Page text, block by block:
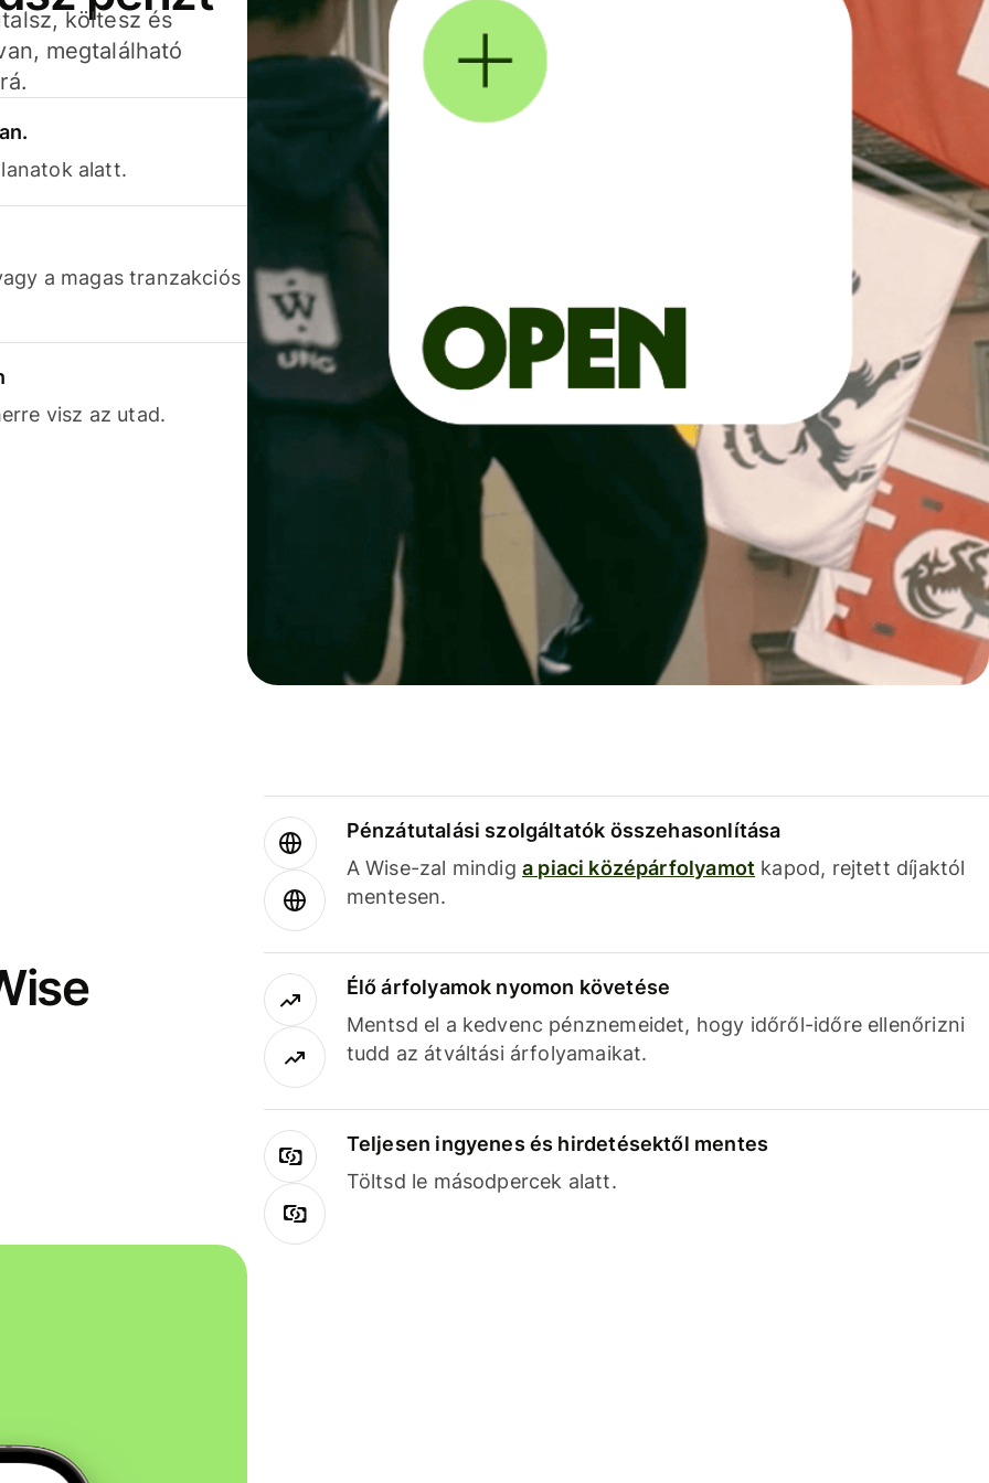
költesz és
megtalálható
alatt.
a magas tranzakciós
visz az utad.
Pénzátutalási szolgáltatók összehasonlítása
A Wise-zal mindig a piaci középárfolyamot kapod, rejtett díjaktól
mentesen.
Élő árfolyamok nyomon követése
Mentsd el a kedvenc pénznemeidet, hogy időről-időre ellenőrizni
tudd az átváltási árfolyamaikat.
Teljesen ingyenes és hirdetésektől mentes
Töltsd le másodpercek alatt.